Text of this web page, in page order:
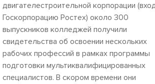
двигателестроительной корпорации
Госкорпорацию Ростех) около 300
выпускников колледжей получили
свидетельства об освоении нескольких
рабочих профессий в рамках программы
подготовки мультиквалифицированных
специалистов. В скором времени они